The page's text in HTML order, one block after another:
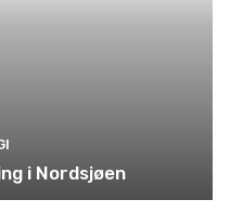
i Nordsjøen